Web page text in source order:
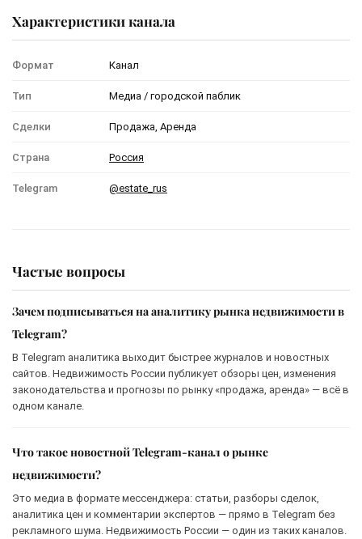
Характеристики канала
Формат Канал
Тип Медиа / городской паблик
Сделки Продажа, Аренда
Страна Россия
Telegram @estate_rus
Частые вопросы
Зачем подписываться на аналитику рынка недвижимости в
Telegram?
В Telegram аналитика выходит быстрее журналов и новостных
сайтов. Недвижимость России публикует обзоры цен, изменения
законодательства и прогнозы по рынку «продажа, аренда» — всё в
одном канале.
Что такое новостной Telegram-канал о рынке
недвижимости?
Это медиа в формате мессенджера: статьи, разборы сделок,
аналитика цен и комментарии экспертов — прямо в Telegram без
рекламного шума. Недвижимость России — один из таких каналов.